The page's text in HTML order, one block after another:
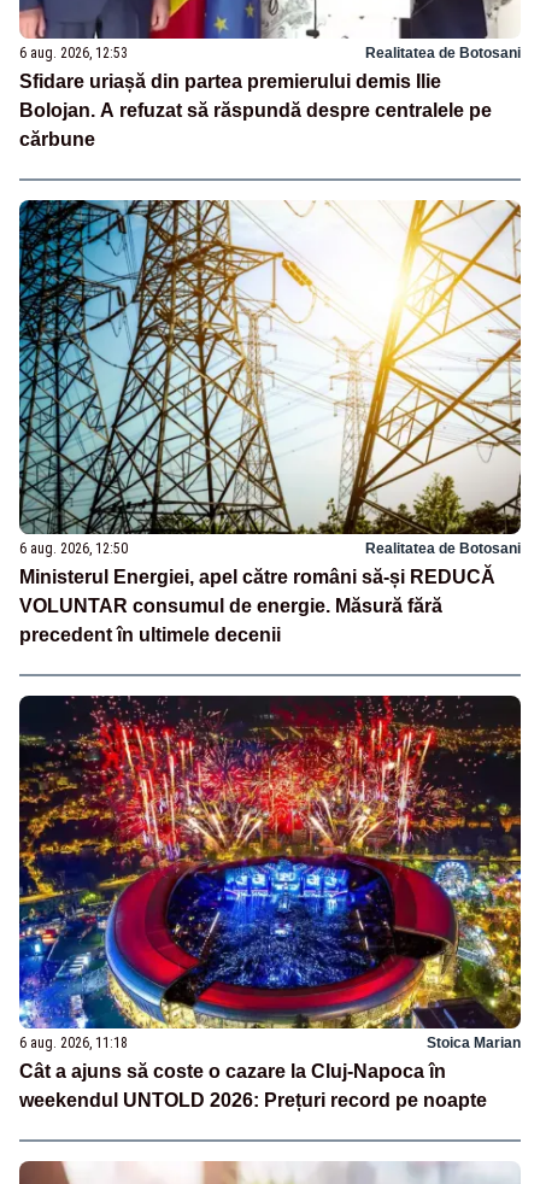
6 aug. 2026, 12:53 Realitatea de Botosani
Sfidare uriașă din partea premierului demis Ilie
Bolojan. A refuzat să răspundă despre centralele pe
cărbune
6 aug. 2026, 12:50 Realitatea de Botosani
Ministerul Energiei, apel către români să-și REDUCĂ
VOLUNTAR consumul de energie. Măsură fără
precedent în ultimele decenii
6 aug. 2026, 11:18 Stoica Marian
Cât a ajuns să coste o cazare la Cluj-Napoca în
weekendul UNTOLD 2026: Prețuri record pe noapte